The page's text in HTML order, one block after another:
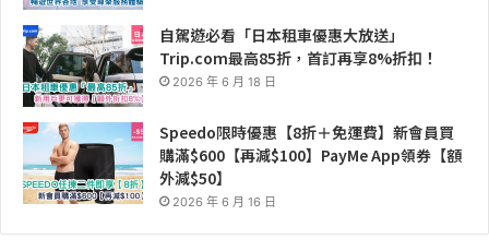
自駕遊必看「日本租車優惠大放送」
Trip.com最高85折，首訂再享8%折扣！
2026 年 6 月 18 日
Speedo限時優惠【8折＋免運費】新會員買
購滿$600【再減$100】PayMe App領券【額
外減$50】
2026 年 6 月 16 日